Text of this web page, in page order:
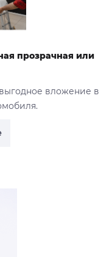
прозрачная или
вложение в